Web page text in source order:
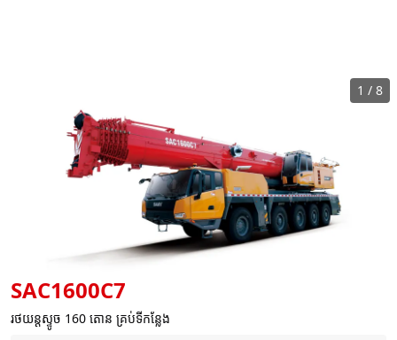
SAC1600C7
រថយន្តស្ទូច 160 តោន គ្រប់ទីកន្លែង
1 / 8